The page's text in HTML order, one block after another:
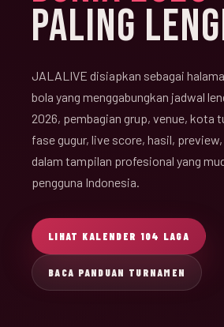
PALING
JALALIVE disiapkan sebagai
bola yang menggabungkan jadwal
2026, pembagian grup, venue, kota
fase gugur, live score, hasil,
dalam tampilan profesional yang
pengguna Indonesia.
LIHAT KALENDER 104 LAGA
BACA PANDUAN TURNAMEN